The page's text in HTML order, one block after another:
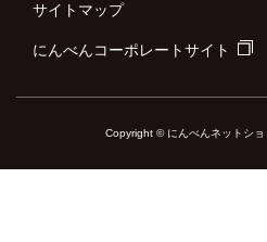
サイトマップ
にんべんコーポレートサイト
Copyright © にんべんネットシ